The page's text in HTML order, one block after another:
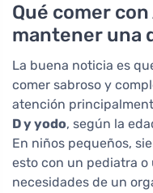
Qué comer con
mantener una
La buena noticia es
comer sabroso y
atención
D y yodo, según la
En niños pequeños,
esto con un pediatra
necesidades de un